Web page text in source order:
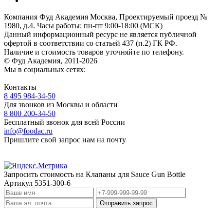
Компания Фуд Академия Москва, Проектируемый проезд №
1980, д.4. Часы работы: пн-пт 9:00-18:00 (МСК)
Данный информационный ресурс не является публичной
офертой в соответствии со статьей 437 (п.2) ГК РФ.
Наличие и стоимость товаров уточняйте по телефону.
© Фуд Академия, 2011-2026
Мы в социальных сетях:
Контакты
8 495 984-34-50
Для звонков из Москвы и области
8 800 200-34-50
Бесплатный звонок для всей России
info@foodac.ru
Пришлите свой запрос нам на почту
Запросить стоимость на Клапаны для Sauce Gun Bottle
Артикул 5351-300-6